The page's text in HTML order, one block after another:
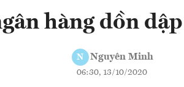
hàng dồn
N Nguyên Minh
06:30, 13/10/2020